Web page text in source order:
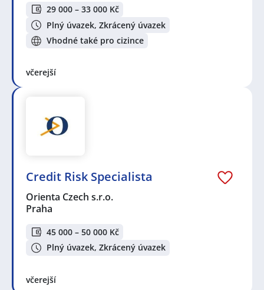
29 000 – 33 000 Kč
Plný úvazek, Zkrácený úvazek
Vhodné také pro cizince
včerejší
Credit Risk Specialista
Orienta Czech s.r.o.
Praha
45 000 – 50 000 Kč
Plný úvazek, Zkrácený úvazek
včerejší